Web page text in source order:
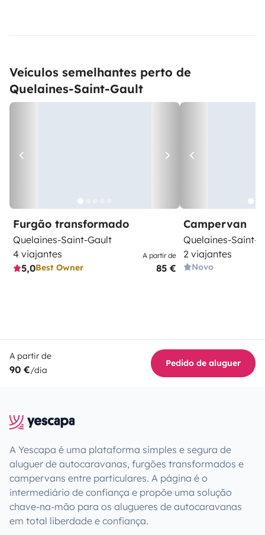
Veículos semelhantes perto de
Quelaines-Saint-Gault
Furgão transformado
Quelaines-Saint-Gault
4 viajantes
5,0Best Owner
A partir de
85 €
Campervan
Quelaines-Saint-
2 viajantes
Novo
A partir de
90 €/dia
Pedido de aluguer
A Yescapa é uma plataforma simples e segura de
aluguer de autocaravanas, furgões transformados e
campervans entre particulares. A página é o
intermediário de confiança e propõe uma solução
chave-na-mão para os alugueres de autocaravanas
em total liberdade e confiança.